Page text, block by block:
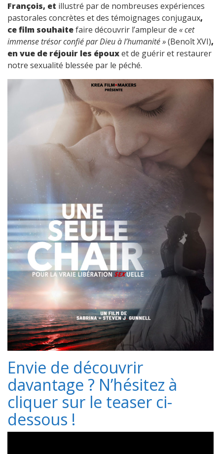
François, et illustré par de nombreuses expériences
pastorales concrètes et des témoignages conjugaux,
ce film souhaitefaire découvrir l’ampleur de « cet
immense trésor confié par Dieu à l’humanité »(Benoît XVI),
en vue de réjouir les épouxet de guérir et restaurer
notre sexualité blessée par le péché.
Envie de découvrir
davantage ? N’hésitez à
cliquer sur le teaser ci-
dessous !